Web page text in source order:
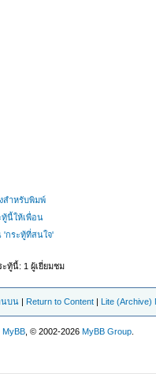
สำหรับพิมพ์
ทู้นี้ให้เพื่อน
'กระทู้ที่สนใจ'
ทู้นี้: 1 ผู้เยี่ยมชม
นบน | Return to Content | Lite (Archive)
MyBB , © 2002-2026MyBB Group